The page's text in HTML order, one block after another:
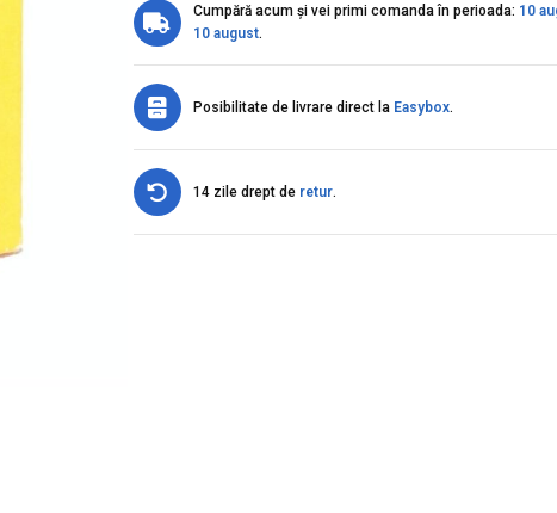
Cumpără acum și vei primi comanda în perioada: 10
10 august.
Posibilitate de livrare direct la Easybox.
14 zile drept de retur.